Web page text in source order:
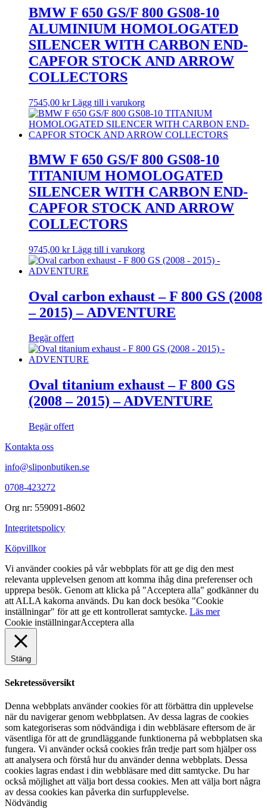
BMW F 650 GS/F 800 GS08-10
ALUMINIUM HOMOLOGATED
SILENCER WITH CARBON END-
CAPFOR STOCK AND ARROW
COLLECTORS
7545,00 kr Lägg till i varukorg
BMW F 650 GS/F 800 GS08-10
TITANIUM HOMOLOGATED
SILENCER WITH CARBON END-
CAPFOR STOCK AND ARROW
COLLECTORS
9745,00 kr Lägg till i varukorg
Oval carbon exhaust – F 800 GS (2008
– 2015) – ADVENTURE
Begär offert
Oval titanium exhaust – F 800 GS
(2008 – 2015) – ADVENTURE
Begär offert
Kontakta oss
info@sliponbutiken.se
0708-423272
Org nr: 559091-8602
Integritetspolicy
Köpvillkor
Vi använder cookies på vår webbplats för att ge dig den mest
relevanta upplevelsen genom att komma ihåg dina preferenser och
upprepa besök. Genom att klicka på "Acceptera alla" godkänner du
att ALLA kakorna används. Du kan dock besöka "Cookie
inställningar" för att ge ett kontrollerat samtycke. Läs mer
Cookie inställningarAcceptera alla
Stäng
Sekretessöversikt
Denna webbplats använder cookies för att förbättra din upplevelse
när du navigerar genom webbplatsen. Av dessa lagras de cookies
som kategoriseras som nödvändiga i din webbläsare eftersom de är
väsentliga för att de grundläggande funktionerna på webbplatsen ska
fungera. Vi använder också cookies från tredje part som hjälper oss
att analysera och förstå hur du använder denna webbplats. Dessa
cookies lagras endast i din webbläsare med ditt samtycke. Du har
också möjlighet att välja bort dessa cookies. Men att välja bort några
av dessa cookies kan påverka din surfupplevelse.
Nödvändig